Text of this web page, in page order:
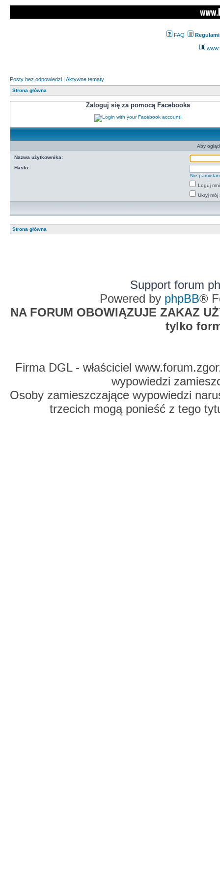
FAQ
Posty bez odpowiedzi | Aktywne tematy
Strona główna
Zaloguj się za pomocą Facebooka
Aby
Nazwa użytkownika:
Hasło:
Nie
Loguj
Ukryj mój
Strona główna
Support forum
Powered by phpBB®
NA FORUM OBOWIĄZUJE ZAKAZ
tylko
Firma DGL - właściciel
wypowiedzi
Osoby zamieszczające wypowiedzi
trzecich mogą ponieść z tego